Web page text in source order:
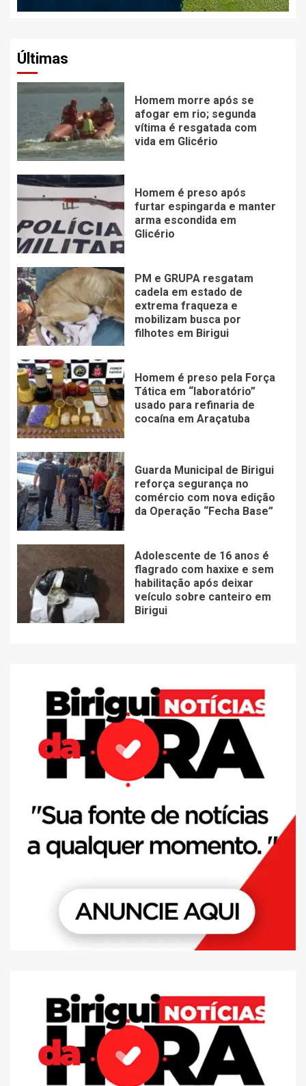
Últimas
Homem morre após se
afogar em rio; segunda
vítima é resgatada com
vida em Glicério
Homem é preso após
furtar espingarda e manter
arma escondida em
Glicério
PM e GRUPA resgatam
cadela em estado de
extrema fraqueza e
mobilizam busca por
filhotes em Birigui
Homem é preso pela Força
Tática em “laboratório”
usado para refinaria de
cocaína em Araçatuba
Guarda Municipal de Birigui
reforça segurança no
comércio com nova edição
da Operação “Fecha Base”
Adolescente de 16 anos é
flagrado com haxixe e sem
habilitação após deixar
veículo sobre canteiro em
Birigui